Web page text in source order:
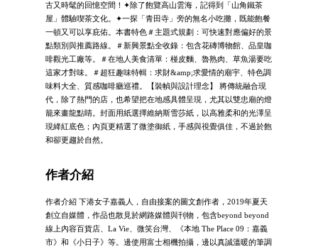
古又時髦的回憶空間！✦除了飽覽高山雲海，記得到「山角鐵茶
屋」體驗喫茶文化。✦一探「青田寺」旁的無名小吃攤，既能飽餐
一頓又可以享庇佑。本書特色＃主題式規劃：可快速對應偏好的景
點類別與推薦路線。＃新興景點全收錄：包含花磚博物館、品皇咖
啡觀光工廠等。＃在地人美食清單：椪皮麵、魯熟肉、草魚湯要吃
這家才對味。＃超狂趣味特輯：求財&amp;求愛情的廟宇、特色調
味料大全、質感咖啡廳巡禮。【裝幀與設計理念】 將傳統融合現
代，除了熱門的店，也希望把在地感具體呈現，尤其以雙忠廟的燈
籠來畫龍點睛。封面用紙選擇維納斯雪莎紙，以高雅柔和的光澤呈
現絳紅底色；內頁更精選了微塗御紙，手感與視覺俱佳，不過於飽
和卻更趨於自然。
作者介紹
作者介紹 下港女子嘉義人，自由接案的圖文創作者，2019年夏天
創立自媒體，作品也散見於網路媒體與刊物，包含beyond beyond
線上內容百貨店、La Vie、微笑台灣、《本地 The Place 09：嘉義
市》和《小日子》等。邊使用富士相機拍攝，邊以真誠溫暖的筆調